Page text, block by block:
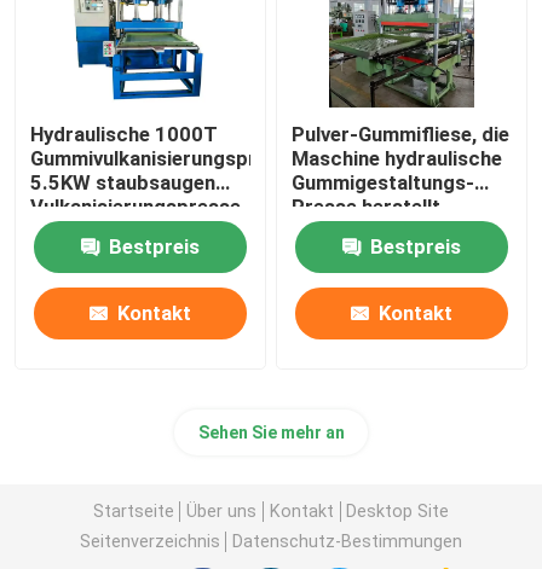
Hydraulische 1000T
Gummivulkanisierungspresse
5.5KW staubsaugen
Vulkanisierungspresse
Bestpreis
Kontakt
Pulver-Gummifliese, die
Maschine hydraulische
Gummigestaltungs-
Presse herstellt
Bestpreis
Kontakt
Sehen Sie mehr an
Startseite Über uns Kontakt
Desktop Site
Seitenverzeichnis
Datenschutz-Bestimmungen